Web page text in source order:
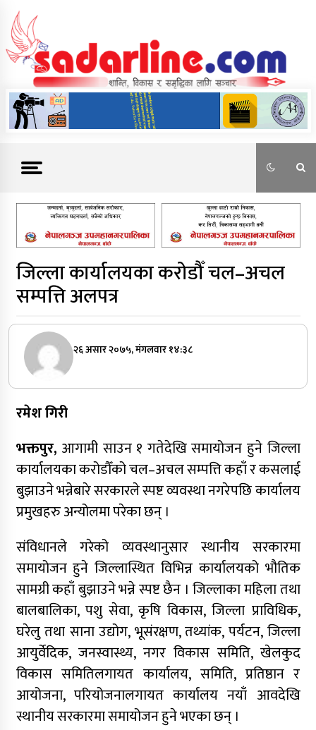
content
News For Nepal
जिल्ला कार्यालयका करोडौँ चल–अचल
सम्पत्ति अलपत्र
२६ असार २०७५, मंगलवार १४:३८
रमेश गिरी
भक्तपुर, आगामी साउन १ गतेदेखि समायोजन हुने जिल्ला
कार्यालयका करोडौँको चल–अचल सम्पत्ति कहाँ र कसलाई
बुझाउने भन्नेबारे सरकारले स्पष्ट व्यवस्था नगरेपछि कार्यालय
प्रमुखहरु अन्योलमा परेका छन् ।
संविधानले गरेको व्यवस्थानुसार स्थानीय सरकारमा
समायोजन हुने जिल्लास्थित विभिन्न कार्यालयको भौतिक
सामग्री कहाँ बुझाउने भन्ने स्पष्ट छैन । जिल्लाका महिला तथा
बालबालिका, पशु सेवा, कृषि विकास, जिल्ला प्राविधिक,
घरेलु तथा साना उद्योग, भूसंरक्षण, तथ्यांक, पर्यटन, जिल्ला
आयुर्वेदिक, जनस्वास्थ्य, नगर विकास समिति, खेलकुद
विकास समितिलगायत कार्यालय, समिति, प्रतिष्ठान र
आयोजना, परियोजनालगायत कार्यालय नयाँ आवदेखि
स्थानीय सरकारमा समायोजन हुने भएका छन् ।